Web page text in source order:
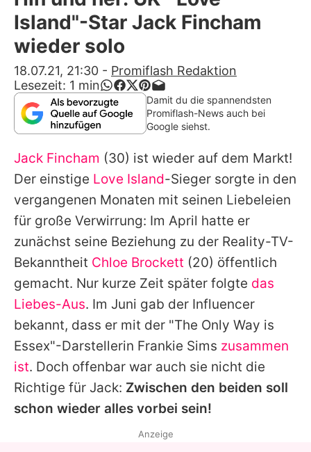
Alle Themen auf Promiflash
App runterladen
Team
Redaktionelle Richtlinien
Impressum
Datenschutzerklärung
Nutzungsbedingungen
Utiq verwalten
Island"-Star Jack Fincham
wieder solo
18.07.21, 21:30 - Promiflash Redaktion
Lesezeit: 1 min
Damit du die spannendsten
Promiflash-News auch bei
Google siehst.
Jack Fincham (30) ist wieder auf dem Markt!
Der einstige Love Island-Sieger sorgte in den
vergangenen Monaten mit seinen Liebeleien
für große Verwirrung: Im April hatte er
zunächst seine Beziehung zu der Reality-TV-
Bekanntheit Chloe Brockett (20) öffentlich
gemacht. Nur kurze Zeit später folgte das
Liebes-Aus. Im Juni gab der Influencer
bekannt, dass er mit der "The Only Way is
Essex"-Darstellerin Frankie Sims zusammen
ist. Doch offenbar war auch sie nicht die
Richtige für Jack: Zwischen den beiden soll
schon wieder alles vorbei sein!
Anzeige